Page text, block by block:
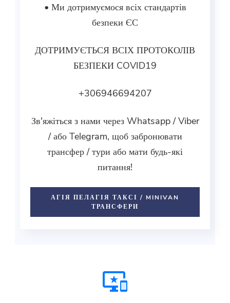
• Ми дотримуємося всіх стандартів
безпеки ЄС
ДОТРИМУЄТЬСЯ ВСІХ ПРОТОКОЛІВ
БЕЗПЕКИ COVID19
+306946694207
Зв'яжіться з нами через Whatsapp / Viber
/ або Telegram, щоб забронювати
трансфер / тури або мати будь-які
питання!
АГІЯ ПЕЛАГІЯ ТАКСІ / MINIVAN
ТРАНСФЕРИ